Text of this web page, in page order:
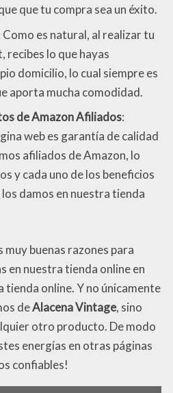
que tu compra sea un éxito.
Como es natural, al realizar tu
recibes lo que hayas
domicilio, lo cual siempre es
aporta mucha comodidad.
de Amazon Afiliados:
web es garantía de calidad
afiliados de Amazon, lo
y cada uno de los beneficios
damos en nuestra tienda
buenas razones para
en nuestra tienda online en
tienda online. Y no únicamente
deAlacena Vintage, sino
otro producto. De modo
energías en otras páginas
confiables!